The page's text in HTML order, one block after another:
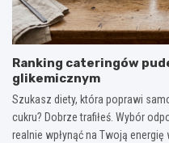
Ranking cateringów
glikemicznym
Szukasz diety, która poprawi
cukru? Dobrze trafiłeś. Wybór
realnie wpłynąć na Twoją